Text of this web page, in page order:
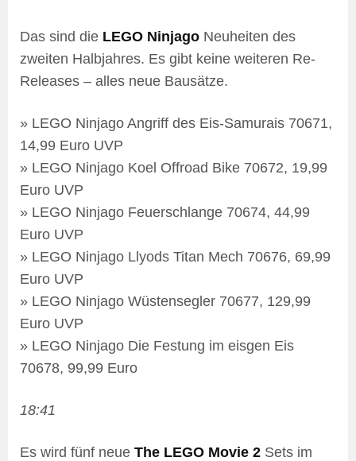
Das sind die LEGO Ninjago Neuheiten des
zweiten Halbjahres. Es gibt keine weiteren Re-
Releases – alles neue Bausätze.
» LEGO Ninjago Angriff des Eis-Samurais 70671,
14,99 Euro UVP
» LEGO Ninjago Koel Offroad Bike 70672, 19,99
Euro UVP
» LEGO Ninjago Feuerschlange 70674, 44,99
Euro UVP
» LEGO Ninjago Llyods Titan Mech 70676, 69,99
Euro UVP
» LEGO Ninjago Wüstensegler 70677, 129,99
Euro UVP
» LEGO Ninjago Die Festung im eisgen Eis
70678, 99,99 Euro
18:41
Es wird fünf neue The LEGO Movie 2 Sets im